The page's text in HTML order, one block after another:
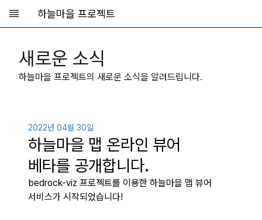
Skip to main content
하늘마을 프로젝트
새로운 소식
하늘마을 프로젝트의 새로운 소식을 알려드립니다.
2022년 04월 30일
하늘마을 맵 온라인 뷰어
베타를 공개합니다.
bedrock-viz 프로젝트를 이용한 하늘마을 맵 뷰어
서비스가 시작되었습니다!